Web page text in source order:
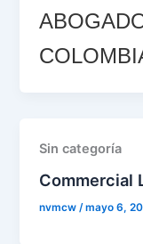
Sin categoría
Commercial
nvmcw/mayo 6,